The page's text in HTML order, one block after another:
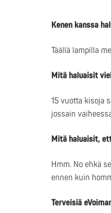
Kenen kanssa
Täällä lampilla
Mitä haluaisit
15 vuotta kisoja
jossain
Mitä haluaisit,
Hmm. No ehkä
ennen kuin
Terveisiä